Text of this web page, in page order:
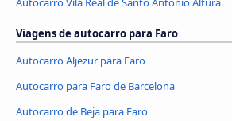
Viagens de autocarro para Faro
Autocarro Aljezur para Faro
Autocarro para Faro de Barcelona
Autocarro de Beja para Faro